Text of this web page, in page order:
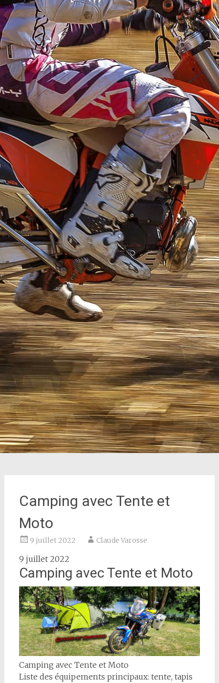
Camping avec Tente et
Moto
9 juillet 2022 Claude Varosse
9 juillet 2022
Camping avec Tente et Moto
Camping avec Tente et Moto
Liste des équipements principaux: tente, tapis